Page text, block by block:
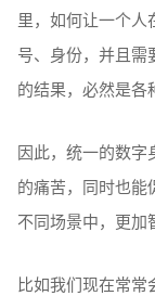
里，如何让一个人
号、身份，并且需
的结果，必然是各
因此，统一的数字
的痛苦，同时也能
不同场景中，更加
比如我们现在常